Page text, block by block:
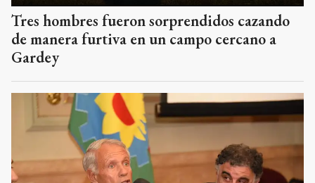
Tres hombres fueron sorprendidos cazando
de manera furtiva en un campo cercano a
Gardey